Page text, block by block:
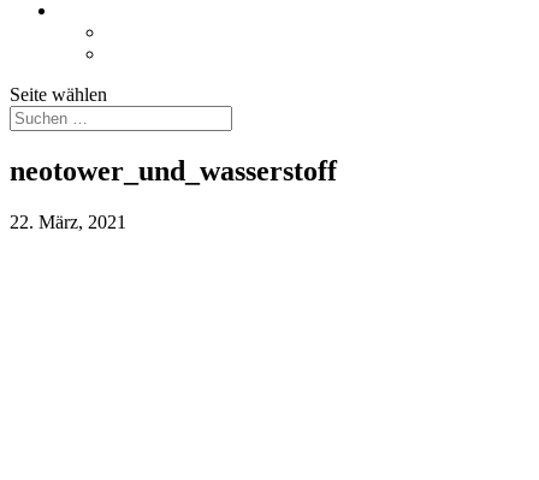
Seite wählen
neotower_und_wasserstoff
22. März, 2021